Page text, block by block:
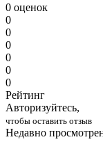
0 оценок
0
0
0
0
0
0
Рейтинг
Авторизуйтесь,
чтобы оставить отзыв
Недавно